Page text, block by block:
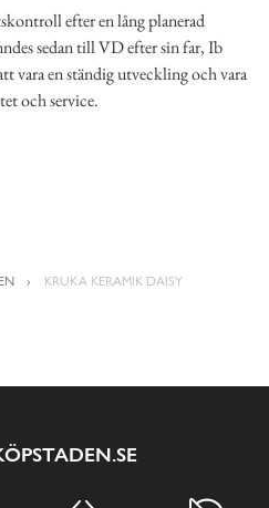
efter en lång planerad
sedan till VD efter sin far, Ib
vara en ständig utveckling och vara
och service.
KRUKA KERAMIK DAISY